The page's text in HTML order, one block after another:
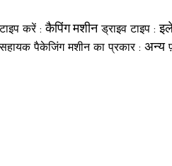
टाइप करें : कैपिंग मशीन ड्राइव टाइप :
सहायक पैकेजिंग मशीन का प्रकार : अन्य